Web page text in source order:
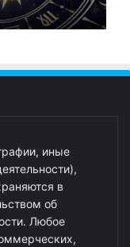
иные
в
об
Любое